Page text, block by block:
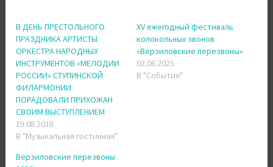
В ДЕНЬ ПРЕСТОЛЬНОГО
ПРАЗДНИКА АРТИСТЫ
ОРКЕСТРА НАРОДНЫХ
ИНСТРУМЕНТОВ «МЕЛОДИИ
РОССИИ» СТУПИНСКОЙ
ФИЛАРМОНИИ
ПОРАДОВАЛИ ПРИХОЖАН
СВОИМ ВЫСТУПЛЕНИЕМ
19.08.2018
В "Музыкальная гостинная"
XV ежегодный фестиваль
колокольных звонов
«Верзиловские перезвоны»
02.06.2025
В "Событие"
Верзиловские перезвоны